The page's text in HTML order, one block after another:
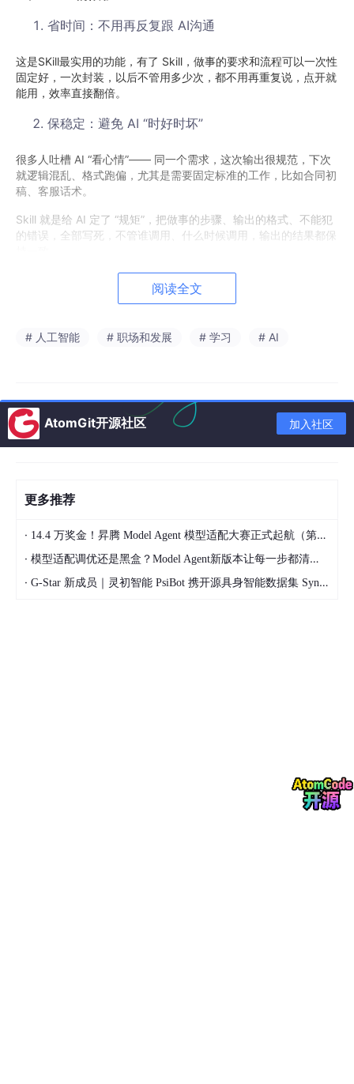
省时间：不用再反复跟 AI沟通
这是SKill最实用的功能，有了 Skill，做事的要求和流程可以一次性
固定好，一次封装，以后不管用多少次，都不用再重复说，点开就
能用，效率直接翻倍。
保稳定：避免 AI “时好时坏”
很多人吐槽 AI “看心情”—— 同一个需求，这次输出很规范，下次
就逻辑混乱、格式跑偏，尤其是需要固定标准的工作，比如合同初
稿、客服话术。
Skill 就是给 AI 定了 “规矩”，把做事的步骤、输出的格式、不能犯
的错误，全部写死，不管谁调用、什么时候调用，输出的结果都保
存经验：把个人能力变成可分享的 “工具”
为 Skill，变成团队可共享、可迭代、可沉淀的数字资产，解决人员
单一 Prompt 只能完成简单生成、总结、改写，Skill 可串联多步处
理逻辑，甚至对接外部工具，完成 “信息提取 — 分析处理 — 规范
输出 — 校验修正” 的完整任务闭环。比如 “提取文章核心观点→整
三、Skill、Prompt、MCP有什么区别
是 “你让 AI 做什么”，Skill 是 “你让 AI 怎么做好”，MCP
阅读全文
# 人工智能 # 职场和发展 # 学习 # AI
AtomGit开源社区 加入社区
更多推荐
· 14.4 万奖金！昇腾 Model Agent 模型适配大赛正式起航（第二季）
· 模型适配调优还是黑盒？Model Agent新版本让每一步都清晰可见
· G-Star 新成员｜灵初智能 PsiBot 携开源具身智能数据集 SynData 入驻 AtomGit